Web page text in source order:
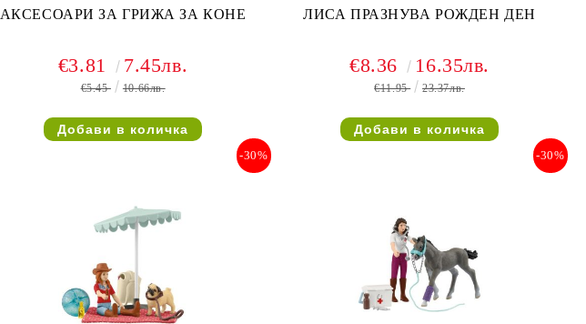
АКСЕСОАРИ ЗА ГРИЖА ЗА КОНЕ
€3.81 7.45лв.
€5.45 10.66лв.
ЛИСА ПРАЗНУВА РОЖДЕН ДЕН
€8.36 16.35лв.
€11.95 23.37лв.
-30% -30%